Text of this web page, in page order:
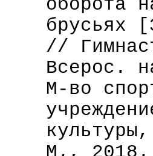
оборота
брусьях
//
Всерос.
М-во